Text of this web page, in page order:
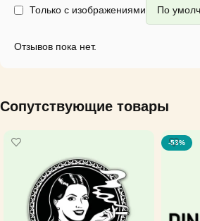
Только с изображениями
Отзывов пока нет.
Сопутствующие товары
-53%